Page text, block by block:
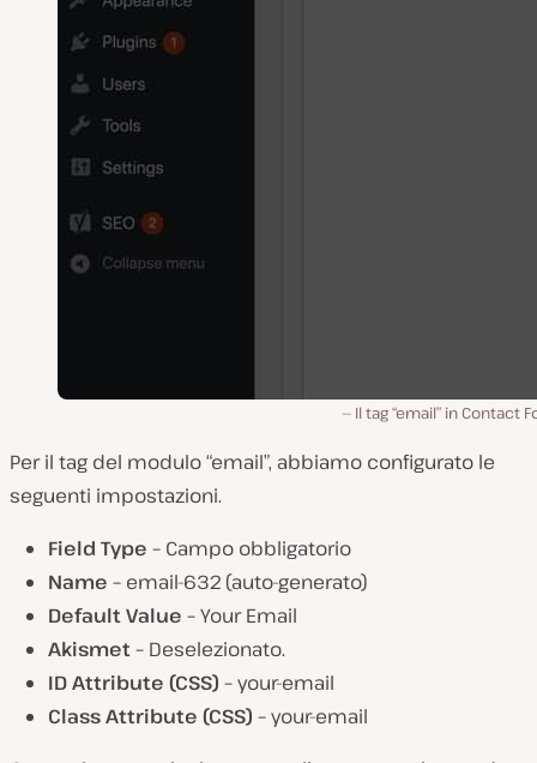
Il tag “email” in Contact
Per il tag del modulo “email”, abbiamo configurato le
seguenti impostazioni.
Field Type – Campo obbligatorio
Name – email-632 (auto-generato)
Default Value –Your Email
Akismet – Deselezionato.
ID Attribute (CSS) –your-email
Class Attribute (CSS) –your-email